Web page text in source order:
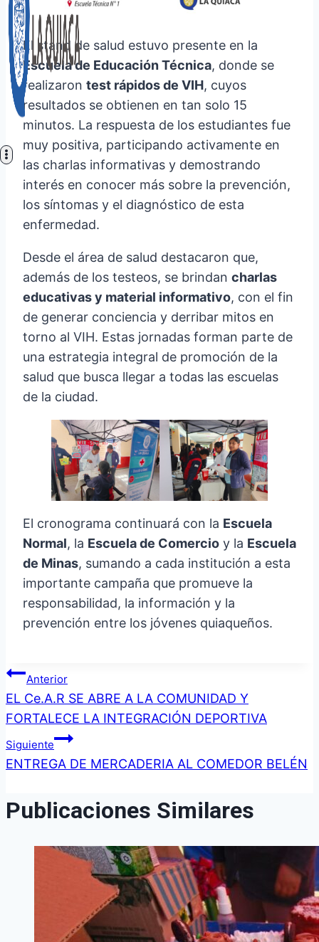
El stand de salud estuvo presente en la
Escuela de Educación Técnica, donde se
realizaron test rápidos de VIH, cuyos
resultados se obtienen en tan solo 15
minutos. La respuesta de los estudiantes fue
muy positiva, participando activamente en
las charlas informativas y demostrando
interés en conocer más sobre la prevención,
los síntomas y el diagnóstico de esta
enfermedad.
Desde el área de salud destacaron que,
además de los testeos, se brindan charlas
educativas y material informativo, con el fin
de generar conciencia y derribar mitos en
torno al VIH. Estas jornadas forman parte de
una estrategia integral de promoción de la
salud que busca llegar a todas las escuelas
de la ciudad.
El cronograma continuará con la Escuela
Normal, la Escuela de Comercio y la Escuela
de Minas, sumando a cada institución a esta
importante campaña que promueve la
responsabilidad, la información y la
prevención entre los jóvenes quiaqueños.
Navegación
de
entradas
Anterior
EL Ce.A.R SE ABRE A LA COMUNIDAD Y
FORTALECE LA INTEGRACIÓN DEPORTIVA
Siguiente
ENTREGA DE MERCADERIA AL COMEDOR BELÉN
Publicaciones Similares